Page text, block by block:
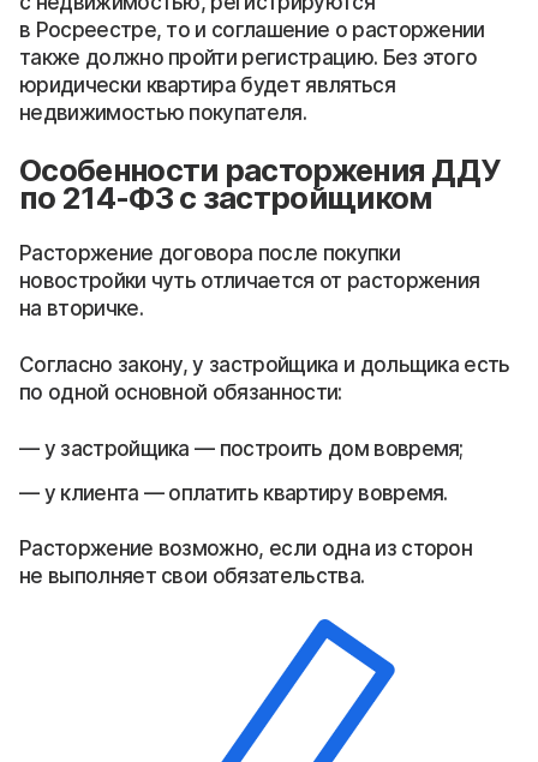
в Росреестре, то и соглашение о расторжении
также должно пройти регистрацию. Без этого
юридически квартира будет являться
недвижимостью покупателя.
Особенности расторжения ДДУ
по 214-ФЗ с застройщиком
Расторжение договора после покупки
новостройки чуть отличается от расторжения
на вторичке.
Согласно закону, у застройщика и дольщика есть
по одной основной обязанности:
у застройщика — построить дом вовремя;
у клиента — оплатить квартиру вовремя.
Расторжение возможно, если одна из сторон
не выполняет свои обязательства.